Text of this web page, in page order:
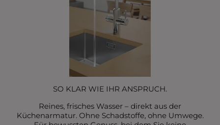
SO KLAR WIE IHR ANSPRUCH.
Reines, frisches Wasser – direkt aus der
Küchenarmatur. Ohne Schadstoffe, ohne Umwege.